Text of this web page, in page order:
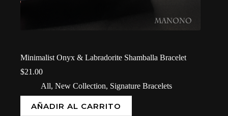
Minimalist Onyx & Labradorite Shamballa Bracelet
$21.00
All, New Collection, Signature Bracelets
AÑADIR AL CARRITO